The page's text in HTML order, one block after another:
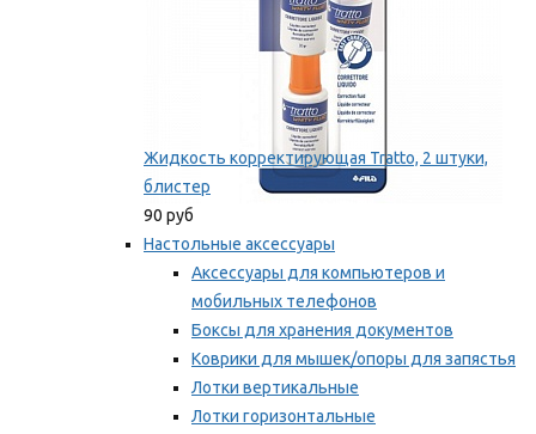
Жидкость корректирующая Tratto, 2 штуки,
блистер
90 руб
Настольные аксессуары
Аксессуары для компьютеров и
мобильных телефонов
Боксы для хранения документов
Коврики для мышек/опоры для запястья
Лотки вертикальные
Лотки горизонтальные